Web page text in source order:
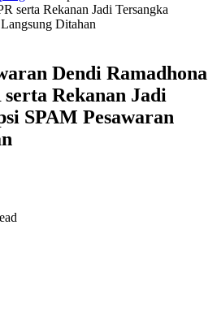
serta Rekanan Jadi Tersangka
Ditahan
Dendi Ramadhona
Rekanan Jadi
SPAM Pesawaran